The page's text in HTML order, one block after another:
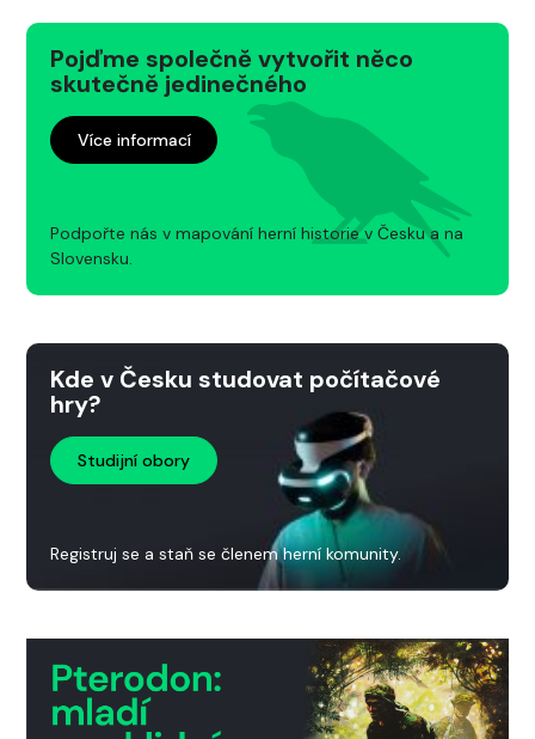
Pojďme společně vytvořit něco
skutečně jedinečného
Více informací
Podpořte nás v mapování herní historie v Česku a na
Slovensku.
Kde v Česku studovat počítačové
hry?
Studijní obory
Registruj se a staň se členem herní komunity.